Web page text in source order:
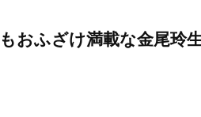
おふざけ満載な金尾玲